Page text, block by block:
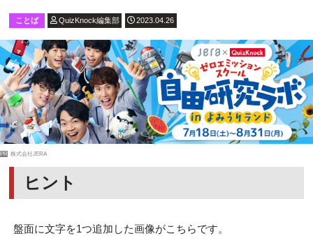
ことば QuizKnock編集部 2023.04.26
PR 株式会社JERA
ヒント
盤面に文字を1つ追加した画像がこちらです。